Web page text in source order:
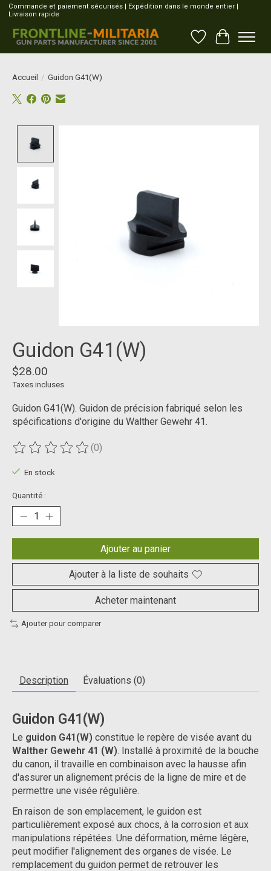
Commande et paiement sécurisés | Expédition dans le monde entier |
Livraison rapide
Liste dePanier
Accueil / Guidon G41(W)
Guidon G41(W)
$28.00
Taxes incluses
Guidon G41(W). Guidon de précision fabriqué selon les
spécifications d'origine du Walther Gewehr 41.
Ce produit est évalué à
(0)
En stock
Quantité :
Ajouter au panier
Ajouter à la liste de souhaits
Acheter maintenant
Ajouter pour comparer
Description Évaluations (0)
Guidon G41(W)
Le guidon G41(W) constitue le repère de visée avant du
Walther Gewehr 41 (W). Installé à proximité de la bouche
du canon, il travaille en combinaison avec la hausse afin
d'assurer un alignement précis de la ligne de mire et de
permettre une visée régulière.
En raison de son emplacement, le guidon est
particulièrement exposé aux chocs, à la corrosion et aux
manipulations répétées. Une déformation, même légère,
peut modifier l'alignement des organes de visée. Le
remplacement du guidon permet de retrouver les